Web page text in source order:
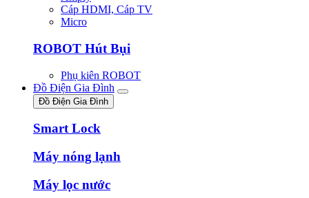
Cáp HDMI, Cáp TV
Micro
ROBOT Hút Bụi
Phụ kiên ROBOT
Đồ Điện Gia Đình
Đồ Điện Gia Đình
Smart Lock
Máy nóng lạnh
Máy lọc nước